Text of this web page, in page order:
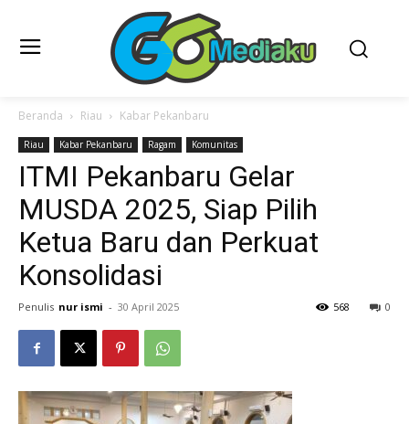
Beranda Riau Kabar Pekanbaru
Riau Kabar Pekanbaru Ragam Komunitas
ITMI Pekanbaru Gelar
MUSDA 2025, Siap Pilih
Ketua Baru dan Perkuat
Konsolidasi
Penulis nur ismi - 30 April 2025 0
568